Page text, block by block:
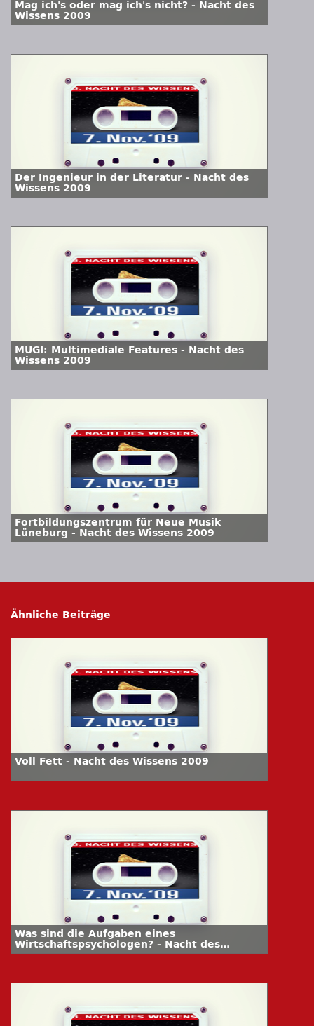
Mag ich's oder mag ich's nicht? - Nacht des
Wissens 2009
Der Ingenieur in der Literatur - Nacht des
Wissens 2009
MUGI: Multimediale Features - Nacht des
Wissens 2009
Fortbildungszentrum für Neue Musik
Lüneburg - Nacht des Wissens 2009
Ähnliche Beiträge
Voll Fett - Nacht des Wissens 2009
Was sind die Aufgaben eines
Wirtschaftspsychologen? - Nacht des
Wissens 2009